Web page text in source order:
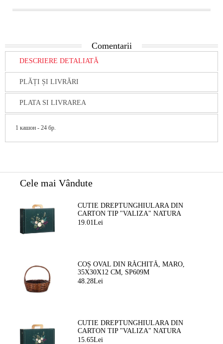
Comentarii
DESCRIERE DETALIATĂ
PLĂȚI ȘI LIVRĂRI
PLATA SI LIVRAREA
1 кашон - 24 бр.
Cele mai Vândute
CUTIE DREPTUNGHIULARA DIN
CARTON TIP "VALIZA" NATURA
FERMECATA VERDE/AURIE, 34,2 X
19.01Lei
COȘ OVAL DIN RĂCHITĂ, MARO,
35X30X12 CM, SP609M
48.28Lei
CUTIE DREPTUNGHIULARA DIN
CARTON TIP "VALIZA" NATURA
FERMEATA VERDE/AURIE, 33,0 X 18,5
15.65Lei